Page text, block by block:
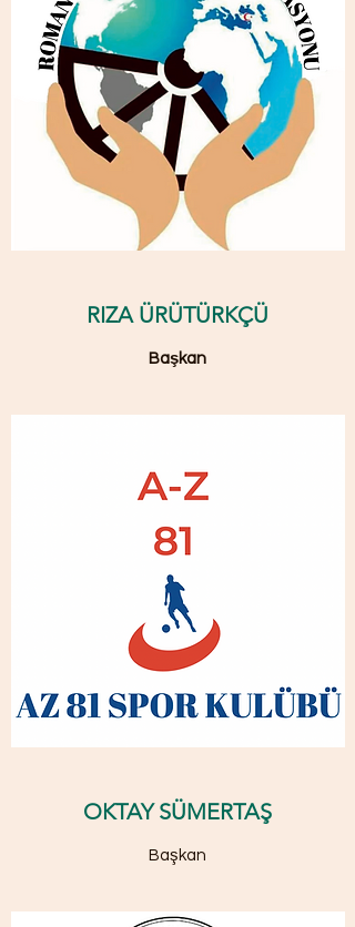
RIZA ÜRÜTÜRKÇÜ
Başkan
OKTAY SÜMERTAŞ
Başkan